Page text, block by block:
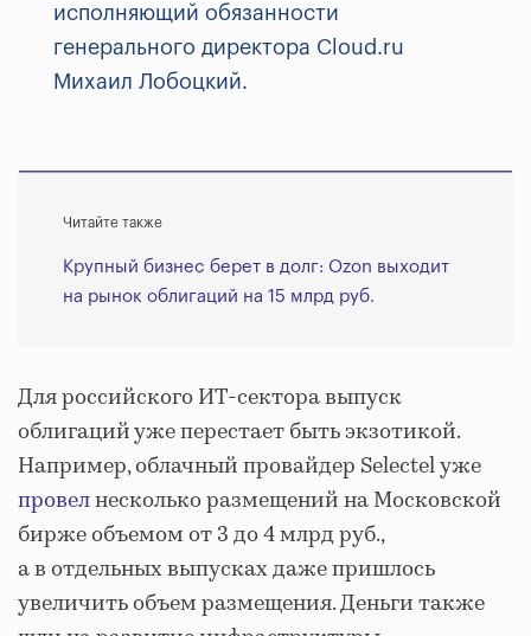
исполняющий обязанности
генерального директора Cloud.ru
Михаил Лобоцкий.
Читайте также
Крупный бизнес берет в долг: Ozon выходит
на рынок облигаций на 15 млрд руб.
Для российского ИТ-сектора выпуск
облигаций уже перестает быть экзотикой.
Например, облачный провайдер Selectel уже
провелнесколько размещений на Московской
бирже объемом от 3 до 4 млрд руб.,
а в отдельных выпусках даже пришлось
увеличить объем размещения. Деньги также